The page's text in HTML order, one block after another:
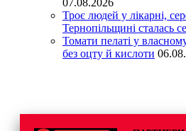
07.08.2026
Троє людей у лікарні,
Тернопільщині сталась
Томати пелаті у
без оцту й кислоти